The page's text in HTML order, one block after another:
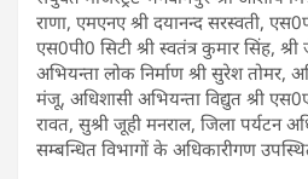
राणा, एमएनए श्री दयानन्द सरस्वती,
एस0पी0 सिटी श्री स्वतंत्र कुमार सिंह,
अभियन्ता लोक निर्माण श्री सुरेश तोमर,
मंजू, अधिशासी अभियन्ता विद्युत श्री
रावत, सुश्री जूही मनराल, जिला पर्यटन
सम्बन्धित विभागों के अधिकारीगण